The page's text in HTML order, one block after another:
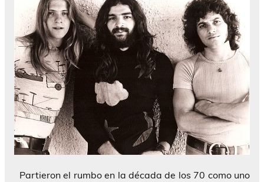
Partieron el rumbo en la década de los 70 como uno